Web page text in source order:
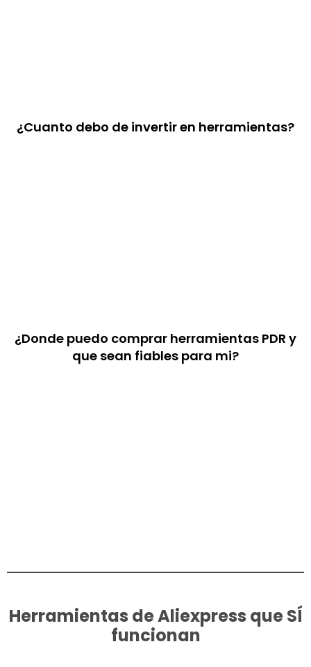
¿Cuanto debo de invertir en herramientas?
¿Donde puedo comprar herramientas PDR y
que sean fiables para mi?
Herramientas de Aliexpress que SÍ
funcionan